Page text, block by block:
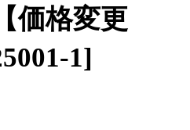
価格変更
1]